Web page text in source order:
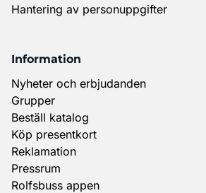
Hantering av personuppgifter
Information
Nyheter och erbjudanden
Grupper
Beställ katalog
Köp presentkort
Reklamation
Pressrum
Rolfsbuss appen